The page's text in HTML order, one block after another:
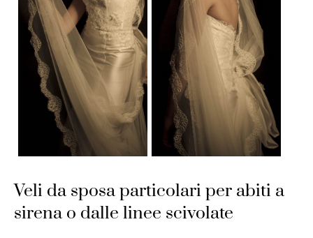
Veli da sposa particolari per abiti a
sirena o dalle linee scivolate